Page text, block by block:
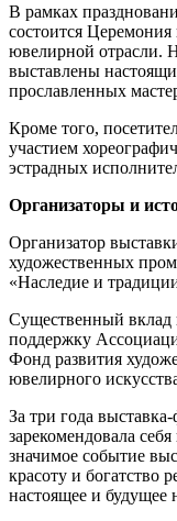
В рамках
состоится
ювелирной отрасли.
выставлены
прославленных
Кроме того,
участием
эстрадных
Организаторы и
Организатор
художественных
«Наследие и
Существенный вклад
поддержку
Фонд развития
ювелирного
За три года
зарекомендовала
значимое событие
красоту и богатство
настоящее и будущее